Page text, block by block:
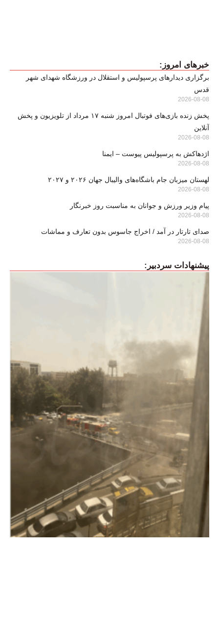
خبرهای امروز:
برگزاری دیدارهای پرسپولیس و استقلال در ورزشگاه شهدای شهر
قدس
2026-08-08
پخش زنده بازی‌های فوتبال امروز شنبه ۱۷ مرداد از تلویزیون و پخش
آنلاین
2026-08-08
اژدهاکش به پرسپولیس پیوست – ایمنا
2026-08-08
لهستان میزبان جام باشگاه‌های والیبال جهان ۲۰۲۶ و ۲۰۲۷
2026-08-08
پیام وزیر ورزش و جوانان به مناسبت روز خبرنگار
2026-08-08
صدای تارتار در آمد / اخراج جاسوس بدون تعارف و مماشات
2026-08-08
پیشنهادات سردبیر: